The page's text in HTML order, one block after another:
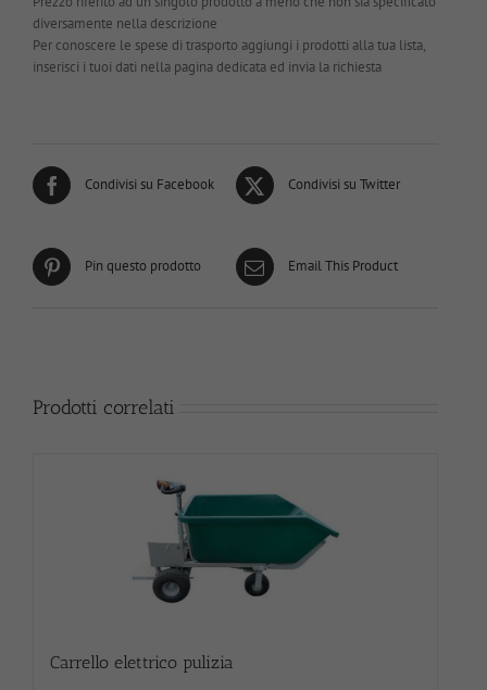
diversamente nella descrizione
Per conoscere le spese di trasporto aggiungi i prodotti alla tua lista,
inserisci i tuoi dati nella pagina dedicata ed invia la richiesta
Condivisi su Facebook Condivisi su Twitter
Pin questo prodotto Email This Product
Prodotti correlati
Carrello elettrico pulizia